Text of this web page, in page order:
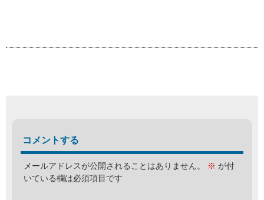
コメントする
メールアドレスが公開されることはありません。 ※ が付
いている欄は必須項目です